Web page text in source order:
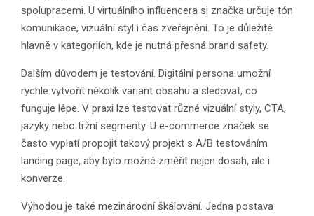
spolupracemi. U virtuálního influencera si značka určuje tón
komunikace, vizuální styl i čas zveřejnění. To je důležité
hlavně v kategoriích, kde je nutná přesná brand safety.
Dalším důvodem je testování. Digitální persona umožní
rychle vytvořit několik variant obsahu a sledovat, co
funguje lépe. V praxi lze testovat různé vizuální styly, CTA,
jazyky nebo tržní segmenty. U e-commerce značek se
často vyplatí propojit takový projekt s A/B testováním
landing page, aby bylo možné změřit nejen dosah, ale i
konverze.
Výhodou je také mezinárodní škálování. Jedna postava